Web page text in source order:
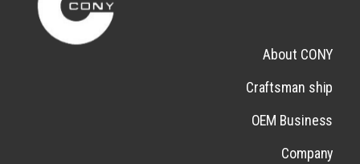
About CONY
Craftsman ship
OEM Business
Company